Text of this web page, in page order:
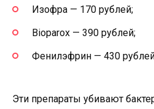
Изофра — 170 рублей;
Bioparox — 390 рублей;
Фенилэфрин — 430
Эти препараты убивают